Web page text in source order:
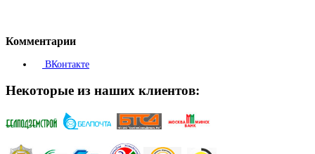
Комментарии
ВКонтакте
Некоторые из наших клиентов: